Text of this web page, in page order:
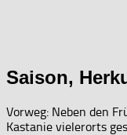
Saison,
Vorweg: Neben den
Kastanie vielerorts